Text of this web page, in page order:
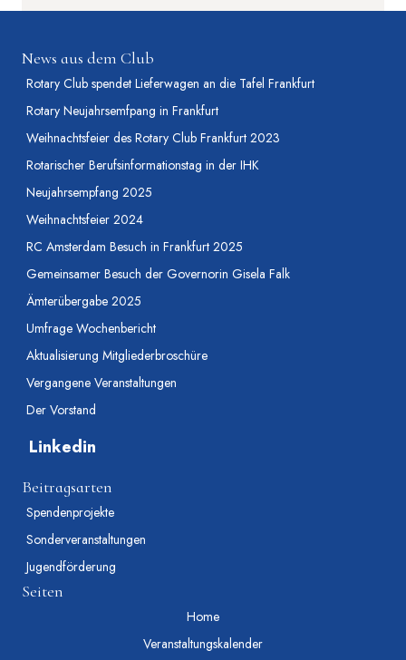
News aus dem Club
Rotary Club spendet Lieferwagen an die Tafel Frankfurt
Rotary Neujahrsemfpang in Frankfurt
Weihnachtsfeier des Rotary Club Frankfurt 2023
Rotarischer Berufsinformationstag in der IHK
Neujahrsempfang 2025
Weihnachtsfeier 2024
RC Amsterdam Besuch in Frankfurt 2025
Gemeinsamer Besuch der Governorin Gisela Falk
Ämterübergabe 2025
Umfrage Wochenbericht
Aktualisierung Mitgliederbroschüre
Vergangene Veranstaltungen
Der Vorstand
Linkedin
Beitragsarten
Spendenprojekte
Sonderveranstaltungen
Jugendförderung
Seiten
Home
Veranstaltungskalender